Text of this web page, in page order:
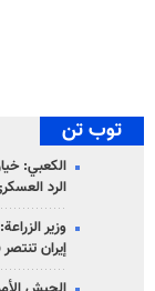
توب تن
الكعبي:
الرد
وزير
إيران